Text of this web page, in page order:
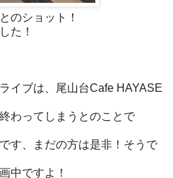
のショット！
た！
イブは、尾山台Cafe HAYASE
わってしまうとのことで
す、まだの方は是非！そうで
中ですよ！